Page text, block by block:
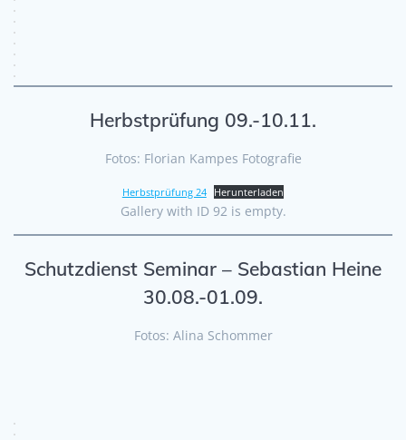
Herbstprüfung 09.-10.11.
Fotos: Florian Kampes Fotografie
Herbstprüfung 24 Herunterladen
Gallery with ID 92 is empty.
Schutzdienst Seminar – Sebastian Heine
30.08.-01.09.
Fotos: Alina Schommer